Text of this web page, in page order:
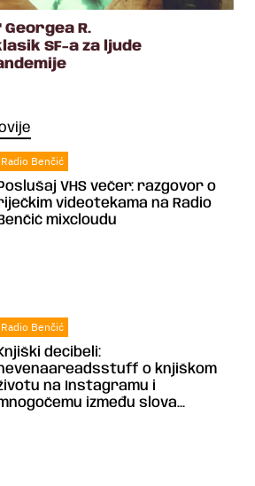
R.
SF-a za ljude
Radio Benčić
VHS večer: razgovor o
videotekama na Radio
mixcloudu
Radio Benčić
decibeli:
o knjiškom
na Instagramu i
između slova...